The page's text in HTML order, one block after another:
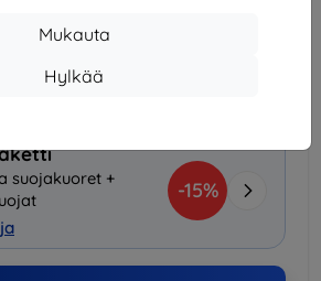
Mukauta
Hylkää
elokuuta
7,90 € (Ilmainen alkaen 200,00
suojakuoret +
-15%